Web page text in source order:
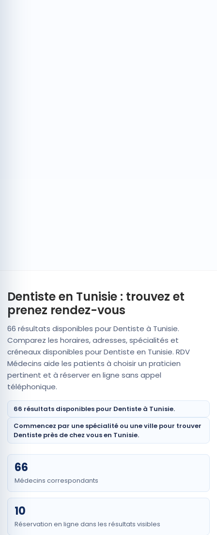
Dentiste en Tunisie : trouvez et
prenez rendez-vous
66 résultats disponibles pour Dentiste à Tunisie.
Comparez les horaires, adresses, spécialités et
créneaux disponibles pour Dentiste en Tunisie. RDV
Médecins aide les patients à choisir un praticien
pertinent et à réserver en ligne sans appel
téléphonique.
66 résultats disponibles pour Dentiste à Tunisie.
Commencez par une spécialité ou une ville pour trouver
Dentiste près de chez vous en Tunisie.
66
Médecins correspondants
10
Réservation en ligne dans les résultats visibles